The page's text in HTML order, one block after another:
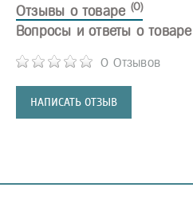
Отзывы о товаре (0)
0 Отзывов
НАПИСАТЬ ОТЗЫВ
Вопросы и ответы о товаре